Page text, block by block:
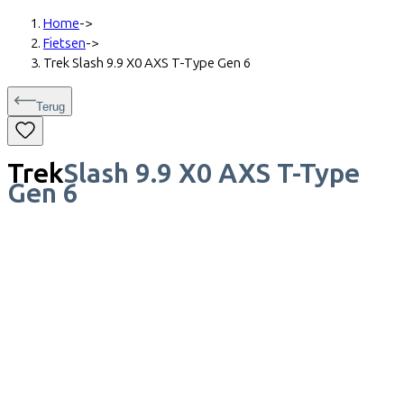
Home->
Fietsen->
Trek Slash 9.9 X0 AXS T-Type Gen 6
Terug
TrekSlash 9.9 X0 AXS T-Type
Gen 6